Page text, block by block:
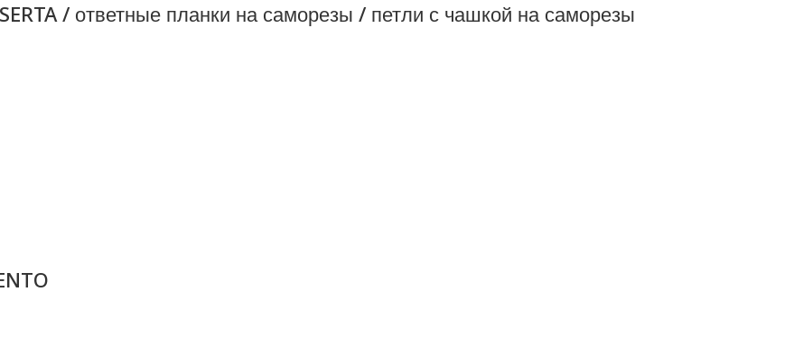
/ ответные планки на саморезы / петли с чашкой на саморезы